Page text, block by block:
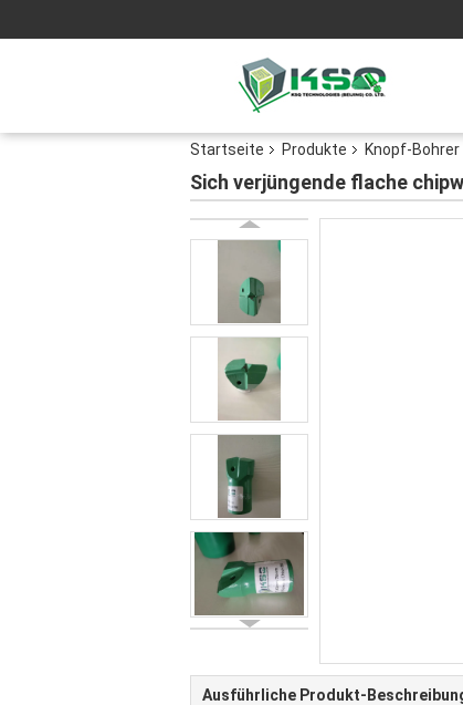
Startseite Produkte Knopf-Bohrer
Sich verjüngende flache
Ausführliche Produkt-